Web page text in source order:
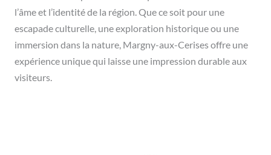
l’âme et l’identité de la région. Que ce soit pour une
escapade culturelle, une exploration historique ou une
immersion dans la nature, Margny-aux-Cerises offre une
expérience unique qui laisse une impression durable aux
visiteurs.